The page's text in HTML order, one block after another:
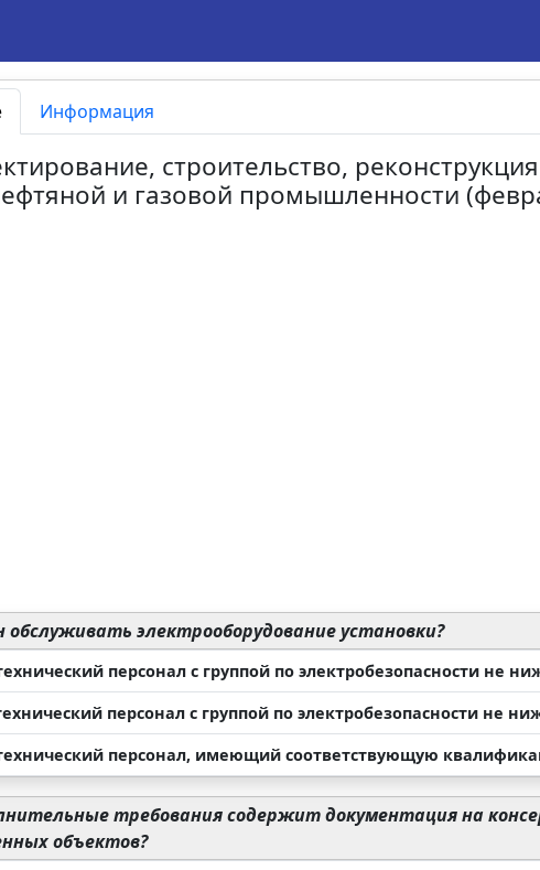
Информация
строительство,
и газовой промышленности
электрооборудование установки?
персонал с группой по электробезопасности не
персонал с группой по электробезопасности не
персонал, имеющий соответствующую
требования содержит документация на
объектов?